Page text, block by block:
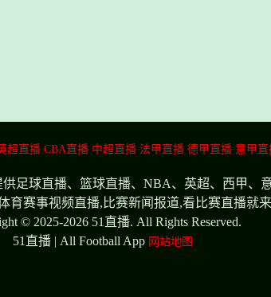
超直播 CBA直播 中超直播 法甲直播 德甲直播 意甲直
足球直播、篮球直播、NBA、英超、西甲
育赛事视频直播,比赛新闻报道,看比赛直播就来
© 2025-2026 51直播. All Rights Reserved.
51直播 | All Football App 网站地图